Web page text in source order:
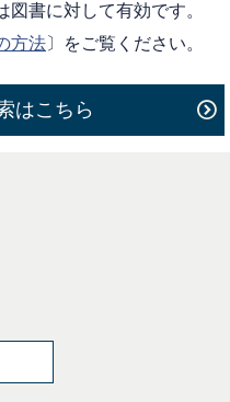
書に対して有効です。
方法〕をご覧ください。
はこちら